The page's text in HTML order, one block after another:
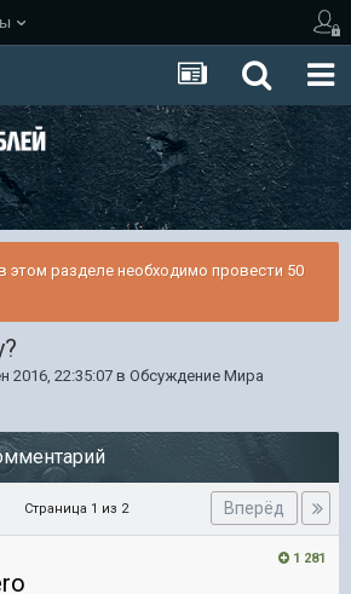
этом разделе необходимо провести 50
2016, 22:35:07 в Обсуждение Мира
Вперёд
Страница 1 из 2
1 281